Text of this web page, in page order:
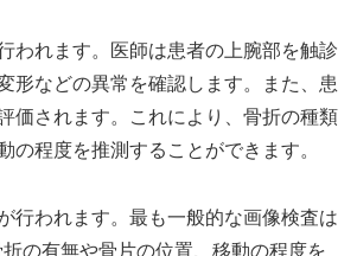
われます。医師は患者の上腕部を触診
形などの異常を確認します。また、患
価されます。これにより、骨折の種類
の程度を推測することができます。
行われます。最も一般的な画像検査は
の有無や骨片の位置、移動の程度を